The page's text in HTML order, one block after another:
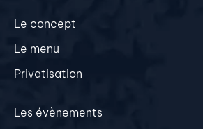
Le concept
Le menu
Privatisation
Les évènements